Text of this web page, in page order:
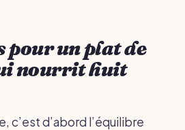
un plat de
nourrit huit
c’est d’abord l’équilibre